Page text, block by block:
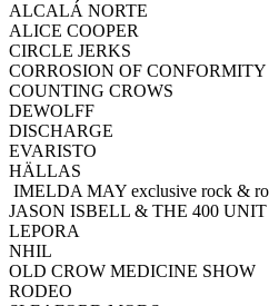
ALCALÁ NORTE
ALICE COOPER
CIRCLE JERKS
CORROSION OF CONFORMITY
COUNTING CROWS
DEWOLFF
DISCHARGE
EVARISTO
HÄLLAS
IMELDA MAY exclusive rock &
JASON ISBELL & THE 400 UNIT
LEPORA
NHIL
OLD CROW MEDICINE SHOW
RODEO